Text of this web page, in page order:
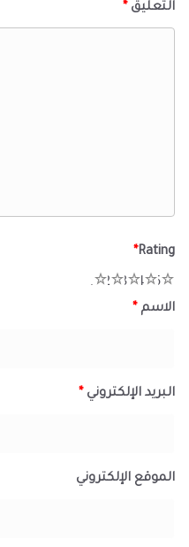
التعليق *
Rating
*
5
4
3
2
الاسم *
البريد الإلكتروني *
الموقع الإلكتروني